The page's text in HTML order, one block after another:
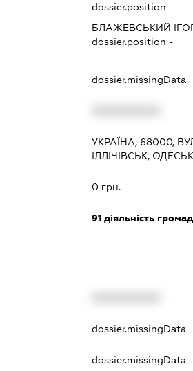
dossier.position -
БЛАЖЕВСЬКИЙ
dossier.position -
dossier.missingData
УКРАЇНА, 68000,
ІЛЛІЧІВСЬК,
0 грн.
91діяльність
dossier.missingData
dossier.missingData